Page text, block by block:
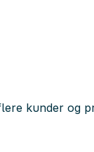
kunder og